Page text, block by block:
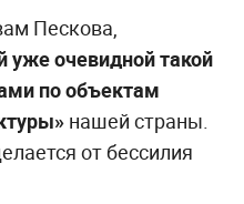
Пескова,
уже очевидной такой
по объектам
нашей страны.
от бессилия